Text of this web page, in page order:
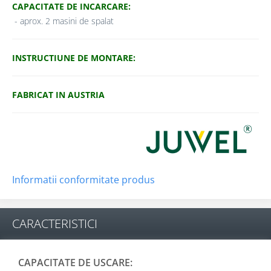
CAPACITATE DE INCARCARE:
- aprox. 2 masini de spalat
INSTRUCTIUNE DE MONTARE:
FABRICAT IN AUSTRIA
Informatii conformitate produs
CARACTERISTICI
CAPACITATE DE USCARE: